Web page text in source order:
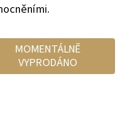
MOMENTÁLNĚ
VYPRODÁNO